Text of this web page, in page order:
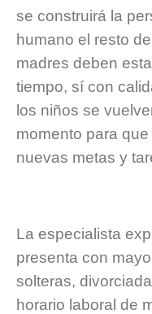
se construirá la
humano el resto
madres deben
tiempo, sí con
los niños se
momento para
nuevas metas y
La especialista
presenta con
solteras,
horario laboral de